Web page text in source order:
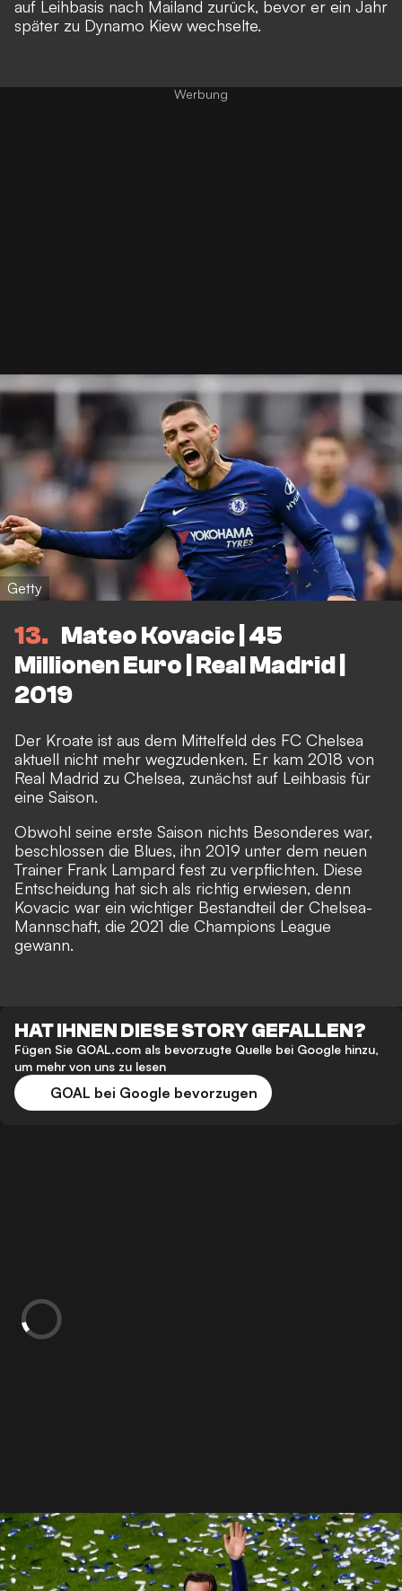
auf Leihbasis nach Mailand zurück, bevor er ein Jahr
später zu Dynamo Kiew wechselte.
Getty
13
Mateo Kovacic | 45
Millionen Euro | Real Madrid |
2019
Der Kroate ist aus dem Mittelfeld des FC Chelsea
aktuell nicht mehr wegzudenken. Er kam 2018 von
Real Madrid zu Chelsea, zunächst auf Leihbasis für
eine Saison.
Obwohl seine erste Saison nichts Besonderes war,
beschlossen die Blues, ihn 2019 unter dem neuen
Trainer Frank Lampard fest zu verpflichten. Diese
Entscheidung hat sich als richtig erwiesen, denn
Kovacic war ein wichtiger Bestandteil der Chelsea-
Mannschaft, die 2021 die Champions League
gewann.
HAT IHNEN DIESE STORY GEFALLEN?
Fügen Sie GOAL.com als bevorzugte Quelle bei Google hinzu,
um mehr von uns zu lesen
GOAL bei Google bevorzugen